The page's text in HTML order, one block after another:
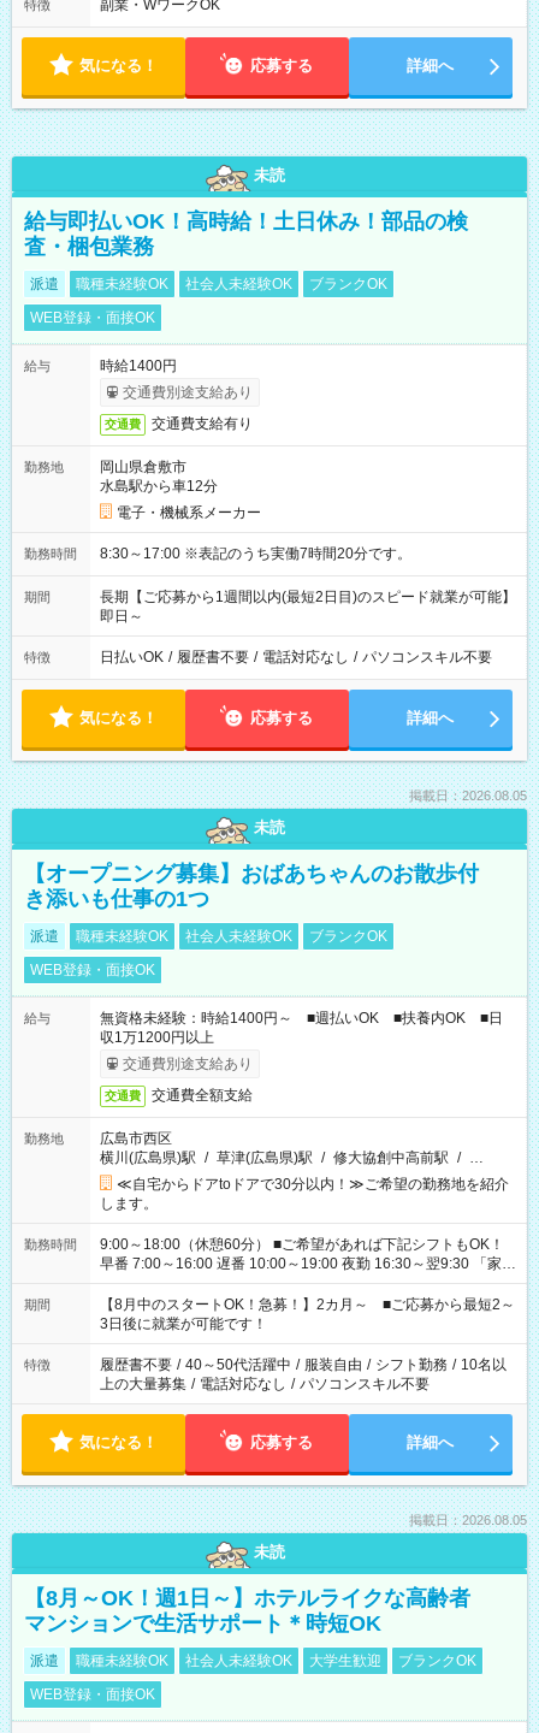
特徴 副業・WワークOK
気になる！ 応募する 詳細へ
未読
給与即払いOK！高時給！土日休み！部品の検
査・梱包業務
派遣 職種未経験OK 社会人未経験OK
ブランクOK
WEB登録・面接OK
給与
時給1400円
交通費別途支給あり
交通費 交通費支給有り
勤務地
岡山県倉敷市
水島駅から車12分
電子・機械系メーカー
勤務時間 8:30～17:00 ※表記のうち実働7時間20分です。
期間
長期【ご応募から1週間以内(最短2日目)のスピード就業が可能】
即日～
特徴 日払いOK / 履歴書不要 / 電話対応なし / パソコンスキル不要
気になる！ 応募する 詳細へ
掲載日：2026.08.05
未読
【オープニング募集】おばあちゃんのお散歩付
き添いも仕事の1つ
派遣 職種未経験OK 社会人未経験OK
ブランクOK
WEB登録・面接OK
給与
無資格未経験：時給1400円～ ■週払いOK ■扶養内OK ■日
収1万1200円以上
交通費別途支給あり
交通費 交通費全額支給
勤務地
広島市西区
横川(広島県)駅 / 草津(広島県)駅 / 修大協創中高前駅 / …
≪自宅からドアtoドアで30分以内！≫ご希望の勤務地を紹介
します。
勤務時間
9:00～18:00（休憩60分） ■ご希望があれば下記シフトもOK！
早番 7:00～16:00 遅番 10:00～19:00 夜勤 16:30～翌9:30 「家族
と休みを合わせたい」 「余裕を持って夕飯の準備がしたい」
「できれば残業はしたくない」 など、ご希望を教えてください
ね。 ※Wワーク希望の方へ 今ご覧のお仕事で希望する勤務時間
と、もう1つのお仕事の勤務時間。 合計で週40時間を超える場
合は応募できません。
期間
【8月中のスタートOK！急募！】2カ月～ ■ご応募から最短2～
3日後に就業が可能です！
特徴 履歴書不要 / 40～50代活躍中 / 服装自由 / シフト勤務 / 10名以
上の大量募集 / 電話対応なし / パソコンスキル不要
気になる！ 応募する 詳細へ
掲載日：2026.08.05
未読
【8月～OK！週1日～】ホテルライクな高齢者
マンションで生活サポート＊時短OK
派遣 職種未経験OK 社会人未経験OK 大学生歓迎
ブランクOK
WEB登録・面接OK